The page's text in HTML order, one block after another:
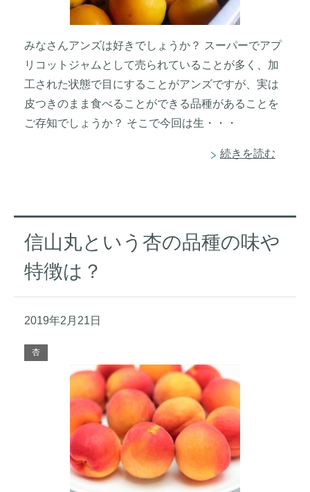
みなさんアンズは好きでしょうか？ スーパーでアプ
リコットジャムとして売られていることが多く、加
工された状態で目にすることがアンズですが、実は
皮つきのまま食べることができる品種があることを
ご存知でしょうか？ そこで今回は生・・・
続きを読む
信山丸という杏の品種の味や
特徴は？
2019年2月21日
杏